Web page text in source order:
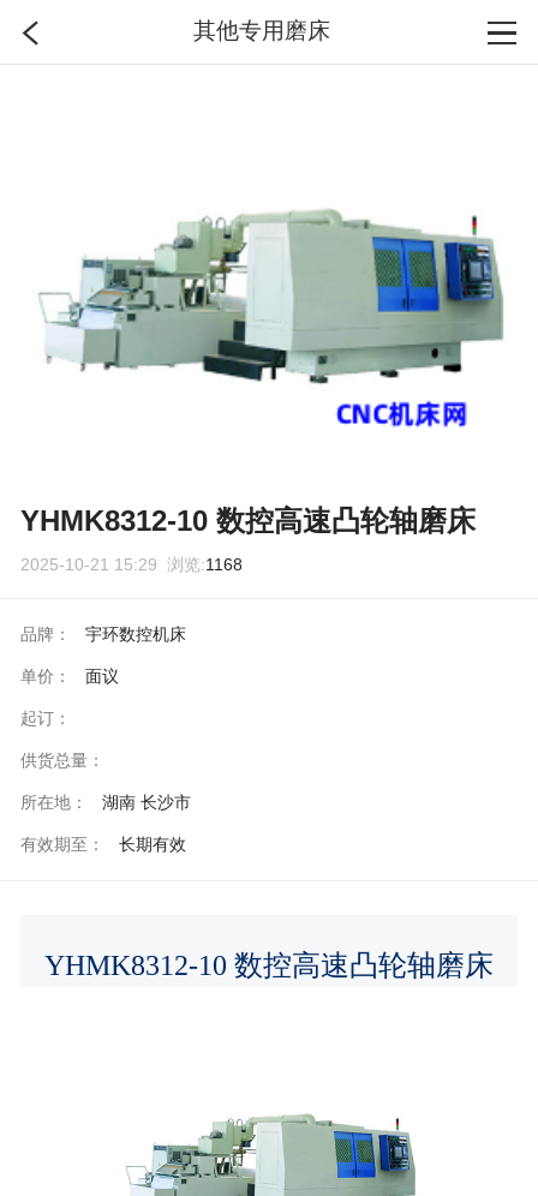
其他专用磨床
搜索
登录
YHMK8312-10 数控高速凸轮轴磨床
2025-10-21 15:29 浏览:1168
品牌： 宇环数控机床
单价： 面议
起订：
供货总量：
所在地： 湖南 长沙市
有效期至： 长期有效
YHMK8312-10 数控高速凸轮轴磨床